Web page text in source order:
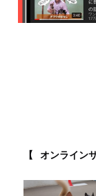
【⠀オンライン